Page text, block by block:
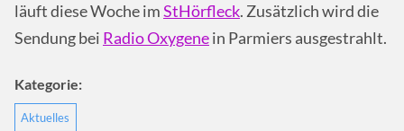
läuft diese Woche imStHörfleck. Zusätzlich wird die
Sendung bei Radio Oxygenein Parmiers ausgestrahlt.
Kategorie:
Aktuelles